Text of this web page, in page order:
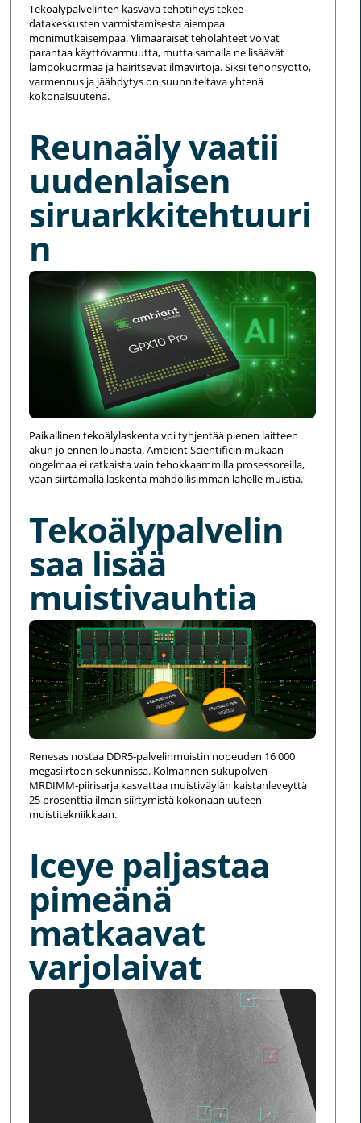
Tekoälypalvelinten kasvava tehotiheys tekee
datakeskusten varmistamisesta aiempaa
monimutkaisempaa. Ylimääräiset teholähteet voivat
parantaa käyttövarmuutta, mutta samalla ne lisäävät
lämpökuormaa ja häiritsevät ilmavirtoja. Siksi tehonsyöttö,
varmennus ja jäähdytys on suunniteltava yhtenä
kokonaisuutena.
Reunaäly vaatii
uudenlaisen
siruarkkitehtuuri
n
Paikallinen tekoälylaskenta voi tyhjentää pienen laitteen
akun jo ennen lounasta. Ambient Scientificin mukaan
ongelmaa ei ratkaista vain tehokkaammilla prosessoreilla,
vaan siirtämällä laskenta mahdollisimman lähelle muistia.
Tekoälypalvelin
saa lisää
muistivauhtia
Renesas nostaa DDR5-palvelinmuistin nopeuden 16 000
megasiirtoon sekunnissa. Kolmannen sukupolven
MRDIMM-piirisarja kasvattaa muistiväylän kaistanleveyttä
25 prosenttia ilman siirtymistä kokonaan uuteen
muistitekniikkaan.
Iceye paljastaa
pimeänä
matkaavat
varjolaivat